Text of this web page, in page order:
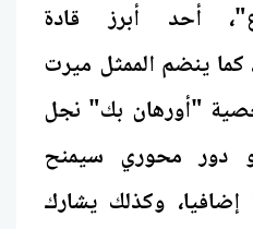
أحد أبرز قادة
كما ينضم الممثل ميرت
"أورهان بك" نجل
دور محوري سيمنح
إضافيا، وكذلك يشارك